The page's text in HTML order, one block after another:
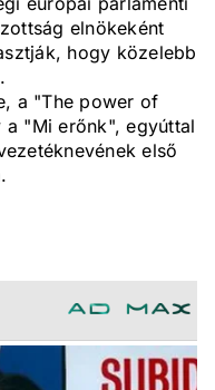
elnökeként
hogy közelebb
a "The power of
"Mi erőnk", egyúttal
első